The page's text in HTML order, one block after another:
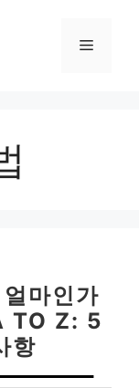
메
마인가
TO Z: 5
항